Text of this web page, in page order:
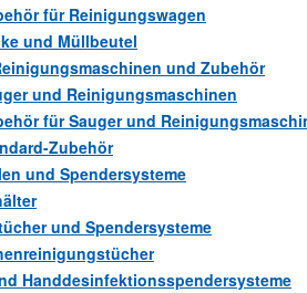
für Reinigungswagen
und Müllbeutel
und Zubehör
und Reinigungsmaschinen
für Sauger und
Zubehör
und Spendersysteme
und Spendersysteme
Handdesinfektionsspendersysteme